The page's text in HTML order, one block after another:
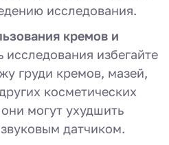
исследования.
кремов и
исследования избегайте
груди кремов, мазей,
косметических
могут ухудшить
датчиком.